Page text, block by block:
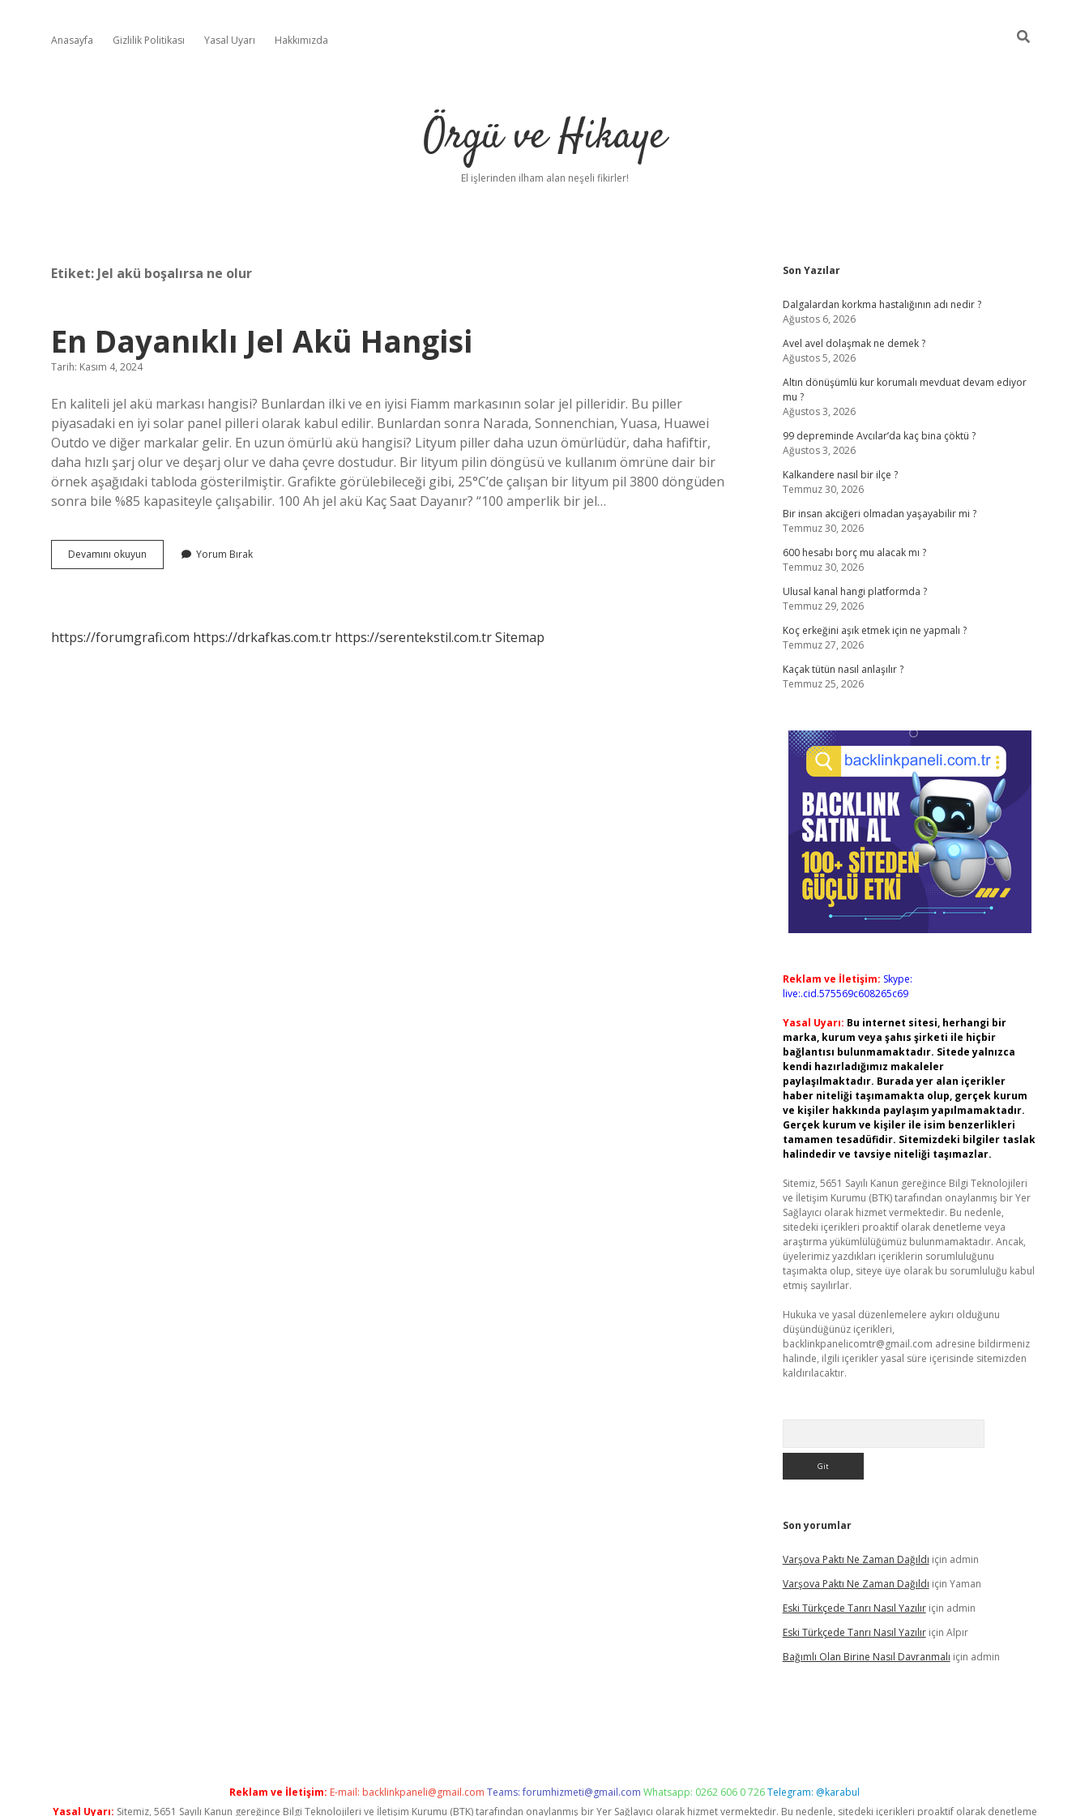
Anasayfa Gizlilik Politikası Yasal Uyarı Hakkımızda
Örgü ve Hikaye
El işlerinden ilham alan neşeli fikirler!
Etiket: Jel akü boşalırsa ne olur
En Dayanıklı Jel Akü Hangisi
Tarih: Kasım 4, 2024
En kaliteli jel akü markası hangisi? Bunlardan ilki ve en iyisi Fiamm markasının solar jel pilleridir. Bu piller
piyasadaki en iyi solar panel pilleri olarak kabul edilir. Bunlardan sonra Narada, Sonnenchian, Yuasa, Huawei
Outdo ve diğer markalar gelir. En uzun ömürlü akü hangisi? Lityum piller daha uzun ömürlüdür, daha hafiftir,
daha hızlı şarj olur ve deşarj olur ve daha çevre dostudur. Bir lityum pilin döngüsü ve kullanım ömrüne dair bir
örnek aşağıdaki tabloda gösterilmiştir. Grafikte görülebileceği gibi, 25°C’de çalışan bir lityum pil 3800 döngüden
sonra bile %85 kapasiteyle çalışabilir. 100 Ah jel akü Kaç Saat Dayanır? “100 amperlik bir jel…
Devamını okuyun
Dayanıklı
Yorum Bırak
https://forumgrafi.com https://drkafkas.com.tr https://serentekstil.com.trSitemap
Sidebar
Son Yazılar
Dalgalardan korkma hastalığının adı nedir ?
Ağustos 6, 2026
Avel avel dolaşmak ne demek ?
Ağustos 5, 2026
Altın dönüşümlü kur korumalı mevduat devam ediyor
mu ?
Ağustos 3, 2026
99 depreminde Avcılar’da kaç bina çöktü ?
Ağustos 3, 2026
Kalkandere nasıl bir ilçe ?
Temmuz 30, 2026
Bir insan akciğeri olmadan yaşayabilir mi ?
Temmuz 30, 2026
600 hesabı borç mu alacak mı ?
Temmuz 30, 2026
Ulusal kanal hangi platformda ?
Temmuz 29, 2026
Koç erkeğini aşık etmek için ne yapmalı ?
Temmuz 27, 2026
Kaçak tütün nasıl anlaşılır ?
Temmuz 25, 2026
Reklam ve İletişim: Skype:
live:.cid.575569c608265c69
Yasal Uyarı: Bu internet sitesi, herhangi bir
marka, kurum veya şahıs şirketi ile hiçbir
bağlantısı bulunmamaktadır. Sitede yalnızca
kendi hazırladığımız makaleler
paylaşılmaktadır. Burada yer alan içerikler
haber niteliği taşımamakta olup, gerçek kurum
ve kişiler hakkında paylaşım yapılmamaktadır.
Gerçek kurum ve kişiler ile isim benzerlikleri
tamamen tesadüfidir. Sitemizdeki bilgiler taslak
halindedir ve tavsiye niteliği taşımazlar.
Sitemiz, 5651 Sayılı Kanun gereğince Bilgi Teknolojileri
ve İletişim Kurumu (BTK) tarafından onaylanmış bir Yer
Sağlayıcı olarak hizmet vermektedir. Bu nedenle,
sitedeki içerikleri proaktif olarak denetleme veya
araştırma yükümlülüğümüz bulunmamaktadır. Ancak,
üyelerimiz yazdıkları içeriklerin sorumluluğunu
taşımakta olup, siteye üye olarak bu sorumluluğu kabul
etmiş sayılırlar.
Hukuka ve yasal düzenlemelere aykırı olduğunu
düşündüğünüz içerikleri,
backlinkpanelicomtr@gmail.com adresine bildirmeniz
halinde, ilgili içerikler yasal süre içerisinde sitemizden
kaldırılacaktır.
Son yorumlar
Varşova Paktı Ne Zaman Dağıldı için admin
Varşova Paktı Ne Zaman Dağıldı için Yaman
Eski Türkçede Tanrı Nasıl Yazılıriçin admin
Eski Türkçede Tanrı Nasıl Yazılıriçin Alpır
Bağımlı Olan Birine Nasıl Davranmalı için admin
Reklam ve İletişim: E-mail: backlinkpaneli@gmail.com Teams:forumhizmeti@gmail.com Whatsapp: 0262 606 0 726Telegram: @karabul
Yasal Uyarı: Sitemiz, 5651 Sayılı Kanun gereğince Bilgi Teknolojileri ve İletişim Kurumu (BTK) tarafından onaylanmış bir Yer Sağlayıcı olarak hizmet vermektedir. Bu nedenle, sitedeki içerikleri proaktif olarak denetleme